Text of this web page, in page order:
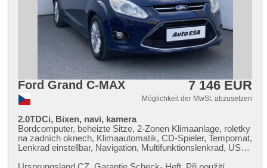
Ford Grand C-MAX 7 146 EUR
Möglichkeit der MwSt. abzusetzen
2.0TDCi, Bixen, navi, kamera
Bordcomputer, beheizte Sitze, 2-Zonen Klimaanlage, roletky
na zadních oknech, Klimaautomatik, CD-Spieler, Tempomat,
Lenkrad einstellbar, Navigation, Multifunktionslenkrad, USB,